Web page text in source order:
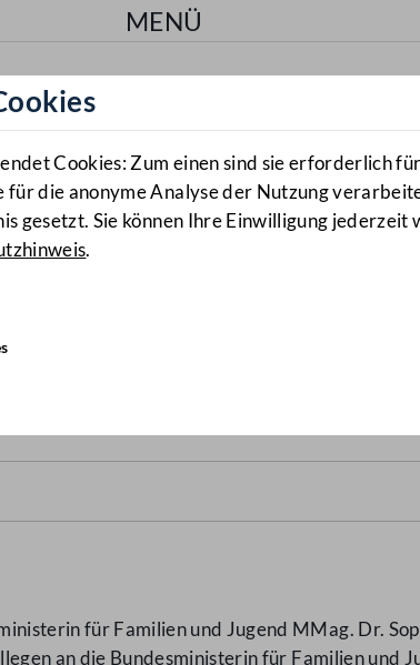
Navigationsmenü öffnen
MENÜ
Cookies: Zum einen sind sie erforderlich
für die anonyme Analyse der Nutzung
gesetzt. Sie können Ihre Einwilligung
.
Kronen-Zeitung
für Familien und Jugend MMag. Dr.
an die Bundesministerin für Familien